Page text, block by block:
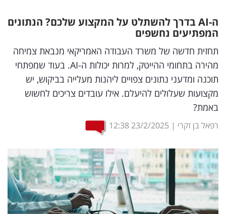
דיגיטל
וטק
שיווק
ופרסום
משפט
מדדים
ומחקרים
דעות
רכילות
ה-AI בדרך להשתלט על המקצוע שלכם? הנתונים
המפתיעים נחשפים
תחזית חדשה של משרד העבודה האמריקאי מנבאת צמיחה
מהירה בתחומי ההייטק, למרות יכולות ה-AI. בעוד שמפתחי
תוכנה ומדעני נתונים צפויים ליהנות מעלייה בביקוש, יש
מקצועות שעלולים להיעלם. אילו עובדים צריכים לחשוש
באמת?
רפאל בן זקרי |
23/2/2025
12:38